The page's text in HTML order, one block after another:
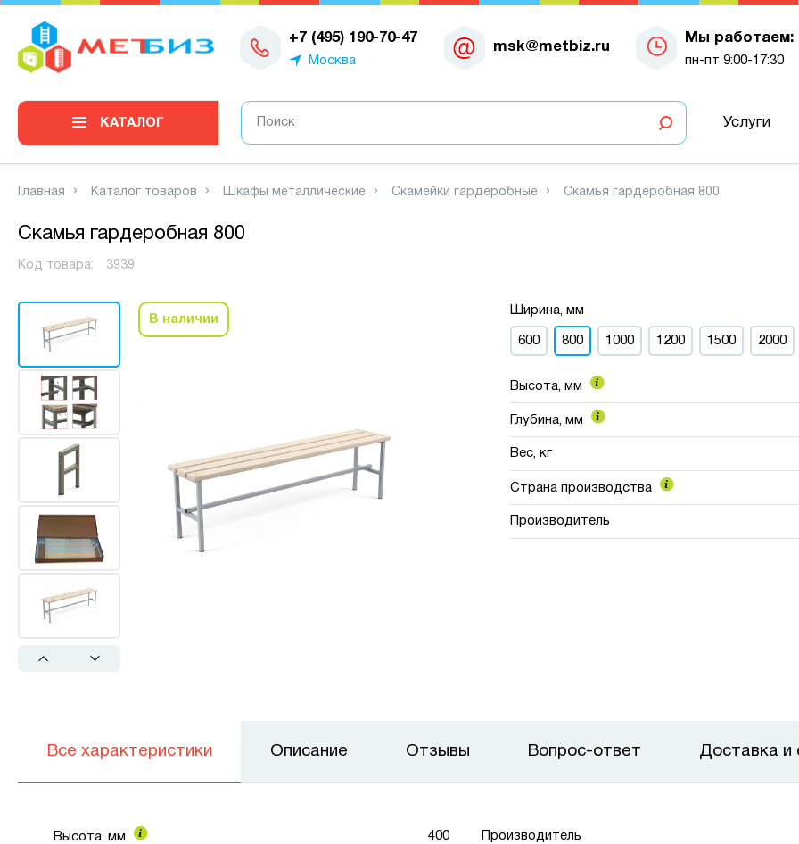
+7 (495) 190-70-47
Москва
msk@metbiz.ru
Мы работаем:
пн-пт 9:00-17:30
0
КАТАЛОГ Услуги
Главная Каталог товаров Шкафы металлические Скамейки гардеробные Скамья гардеробная 800
Скамья гардеробная 800
Код товара: 3939
Previous Next
В наличии
Ширина, мм
600 800 1000 1200 1500 2000
Высота, мм
Глубина, мм
Вес, кг
Страна производства
Производитель
Все характеристики
Высота, мм 400 Производитель
Описание Отзывы Вопрос-ответ Доставка и